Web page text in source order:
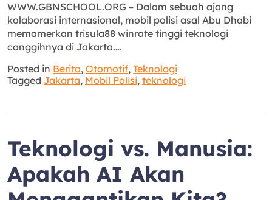
WWW.GBNSCHOOL.ORG – Dalam sebuah ajang
kolaborasi internasional, mobil polisi asal Abu Dhabi
memamerkan trisula88 winrate tinggi teknologi
canggihnya di Jakarta.…
Posted in Berita, Otomotif, Teknologi
Tagged Jakarta, Mobil Polisi, teknologi
Teknologi vs. Manusia:
Apakah AI Akan